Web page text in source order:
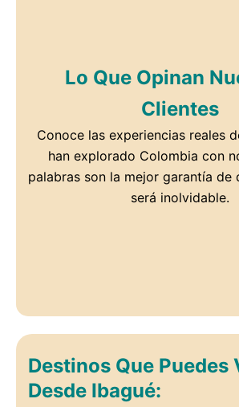
Lo Que Opinan
Clientes
Conoce las experiencias reales
han explorado Colombia con
palabras son la mejor garantía de
será inolvidable.
Destinos Que Puedes
Desde Ibagué: